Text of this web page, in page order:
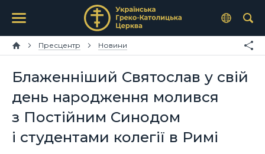
Пресцентр Новини
Блаженніший Святослав у свій
день народження молився
з Постійним Синодом
і студентами колегії в Римі